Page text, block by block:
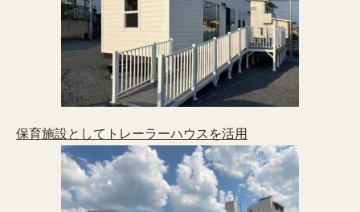
保育施設としてトレーラーハウスを活用